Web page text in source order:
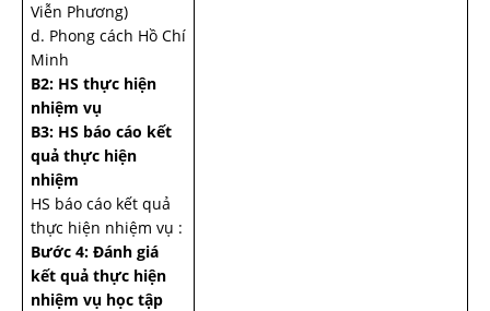
Viễn Phương)
d. Phong cách Hồ Chí
Minh
B2: HS thực hiện
nhiệm vụ
B3: HS báo cáo kết
quả thực hiện
nhiệm
HS báo cáo kết quả
thực hiện nhiệm vụ :
Bước 4: Đánh giá
kết quả thực hiện
nhiệm vụ học tập